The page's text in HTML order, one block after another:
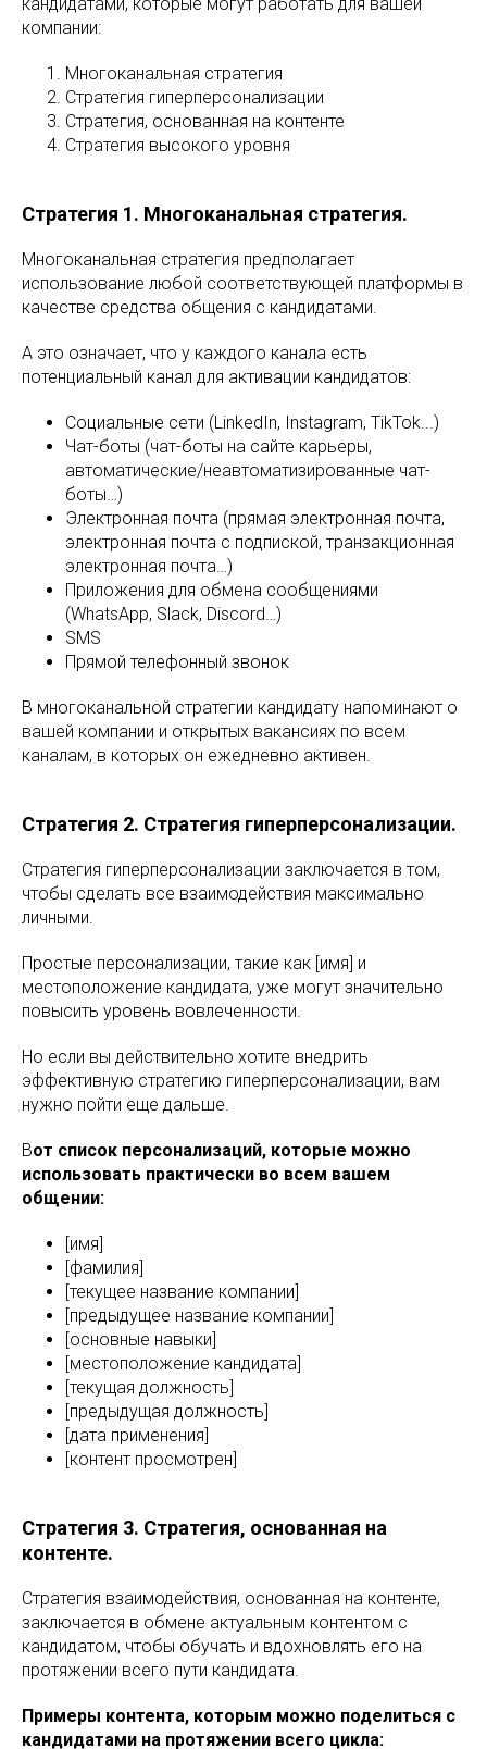
компании:
Многоканальная стратегия
Стратегия гиперперсонализации
Стратегия, основанная на контенте
Стратегия высокого уровня
Стратегия 1. Многоканальная стратегия.
Многоканальная стратегия предполагает
использование любой соответствующей платформы в
качестве средства общения с кандидатами.
А это означает, что у каждого канала есть
потенциальный канал для активации кандидатов:
Социальные сети (LinkedIn, Instagram, TikTok...)
Чат-боты (чат-боты на сайте карьеры,
автоматические/неавтоматизированные чат-
боты…)
Электронная почта (прямая электронная почта,
электронная почта с подпиской, транзакционная
электронная почта…)
Приложения для обмена сообщениями
(WhatsApp, Slack, Discord…)
SMS
Прямой телефонный звонок
В многоканальной стратегии кандидату напоминают о
вашей компании и открытых вакансиях по всем
каналам, в которых он ежедневно активен.
Стратегия 2. Стратегия гиперперсонализации.
Стратегия гиперперсонализации заключается в том,
чтобы сделать все взаимодействия максимально
личными.
Простые персонализации, такие как [имя] и
местоположение кандидата, уже могут значительно
повысить уровень вовлеченности.
Но если вы действительно хотите внедрить
эффективную стратегию гиперперсонализации, вам
нужно пойти еще дальше.
Вот список персонализаций, которые можно
использовать практически во всем вашем
общении:
[имя]
[фамилия]
[текущее название компании]
[предыдущее название компании]
[основные навыки]
[местоположение кандидата]
[текущая должность]
[предыдущая должность]
[дата применения]
[контент просмотрен]
Стратегия 3. Стратегия, основанная на
контенте.
Стратегия взаимодействия, основанная на контенте,
заключается в обмене актуальным контентом с
кандидатом, чтобы обучать и вдохновлять его на
протяжении всего пути кандидата.
Примеры контента, которым можно поделиться с
кандидатами на протяжении всего цикла: